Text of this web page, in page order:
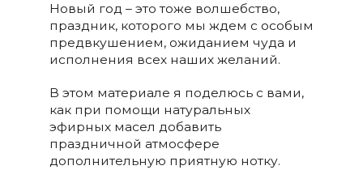
Новый год – это тоже волшебство,
праздник, которого мы ждем с особым
предвкушением, ожиданием чуда и
исполнения всех наших желаний.
В этом материале я поделюсь с вами,
как при помощи натуральных
эфирных масел добавить
праздничной атмосфере
дополнительную приятную нотку.